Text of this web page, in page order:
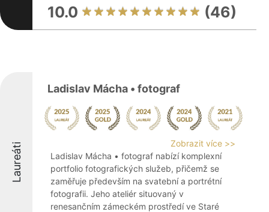
10.0 (46)
Laureáti
Ladislav Mácha • fotograf
Zobrazit více >>
Ladislav Mácha • fotograf nabízí komplexní
portfolio fotografických služeb, přičemž se
zaměřuje především na svatební a portrétní
fotografii. Jeho ateliér situovaný v
renesančním zámeckém prostředí ve Staré